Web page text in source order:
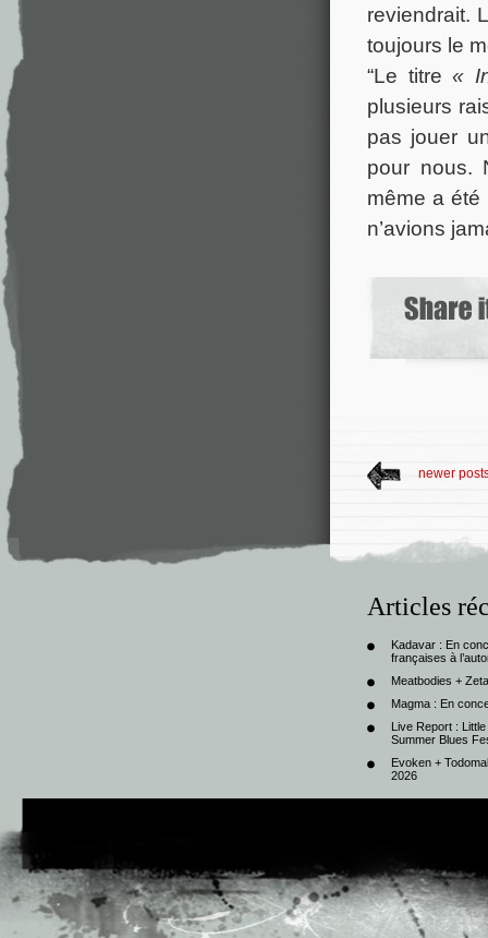
reviendrait.
toujours le
“Le titre«
plusieurs
pas jouer
pour nous.
même a été
n’avions
newer
Articles
Kadavar : En
françaises à
Meatbodies +
Magma : En
Live Report :
Summer Blues
Evoken +
2026